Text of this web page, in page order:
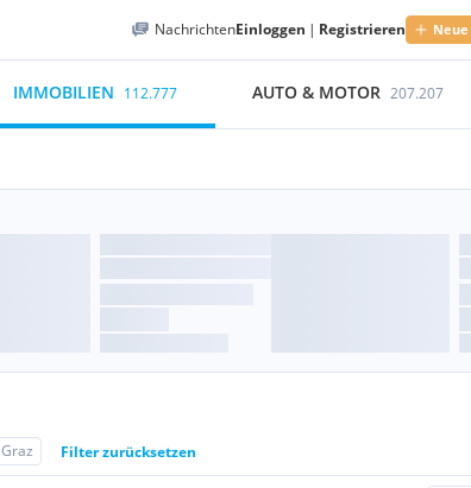
NachrichtenEinloggen | Registrieren
IMMOBILIEN 112.777 AUTO & MOTOR 207.207
Graz Filter zurücksetzen